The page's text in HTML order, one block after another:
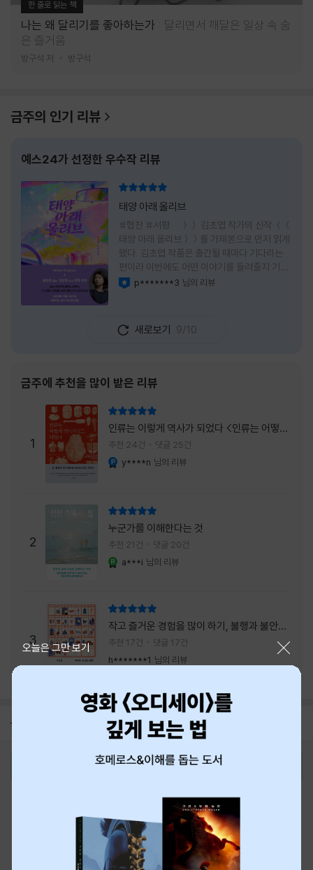
한 줄로 읽는 책
나는 왜 달리기를 좋아하는가
달리면서 깨달은 일상 속 숨
은 즐거움
방구석 저 방구석
금주의 인기 리뷰
예스24가 선정한 우수작 리뷰
태양 아래 올리브
#협찬 #서평 ＞＞ 김초엽 작가의 신작 ＜＜
태양 아래 올리브＞＞를 가제본으로 먼저 읽게
됐다. 김초엽 작품은 출간될 때마다 기다리는
편이라 이번에도 어떤 이야기를 들려줄지 기대
가 컸다. 스포일러 없이 읽는 것이 가장 재미있
그 선택이 정말 잘한 일이었다. 첫 장부터 평범
하지 않았다. 사라진 누군가에게 보내는 메일로
흔적을 따라 낯선 나라를 여행하게 된다는 설정
이 무더운 여름을 벗어나는 피서처럼 흥미롭기
만 하다. 처음에는 단순한 추적 이야기인 줄 알
았는데, 읽을수록 전혀 다른 방향으로 흘러간
다. '왜 이런 일이 벌어졌을까?', '이 사람이 정
말 믿어도
p*******3 님의 리뷰
새로보기 9/10
금주에 추천을 많이 받은 리뷰
1
인류는 이렇게 역사가 되었다 <인류는 어떻게
역사가 되었나>
추천 24건 댓글 25건
y****n 님의 리뷰
2
누군가를 이해한다는 것
추천 21건 댓글 20건
a***i 님의 리뷰
3
작고 즐거운 경험을 많이 하기, 불행과 불안을
회피하지 말기, 그리고 좋은 사람을 많이 만나
기.
추천 17건
댓글 17건
h*******1 님의 리뷰
공지 8월 신용카드 무이자할부 안내
오늘은 그만 보기
최근 본 상품
티켓 1544-6399
중고샵 1566-4295
eBook 1:1문의/채팅상담
예스이십사(주) 사업자 정보
이용약관
개인정보처리방침
청소년보호정책
PC버전
회사소개 거래처관계자께